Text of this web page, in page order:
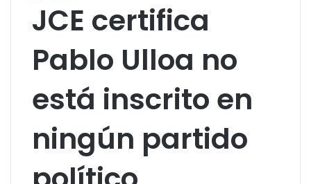
JCE certifica
Pablo Ulloa no
está inscrito en
ningún partido